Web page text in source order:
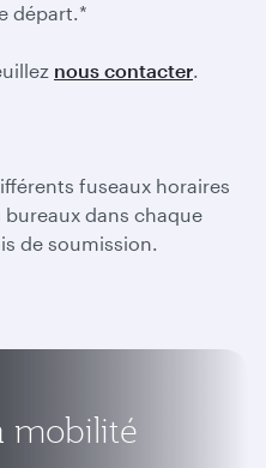
départ.*
nous contacter.
fuseaux horaires
dans chaque
de soumission.
mobilité